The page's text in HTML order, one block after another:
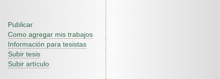
Publicar
Como agregar mis trabajos
Información para tesistas
Subir tesis
Subir artículo